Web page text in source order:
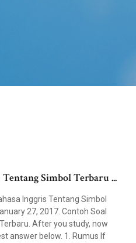
Simbol Terbaru ...
Inggris Tentang Simbol
27, 2017. Contoh Soal
After you study, now
answer below. 1. Rumus If